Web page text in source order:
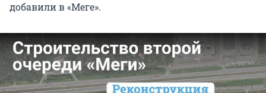
добавили в «Меге».